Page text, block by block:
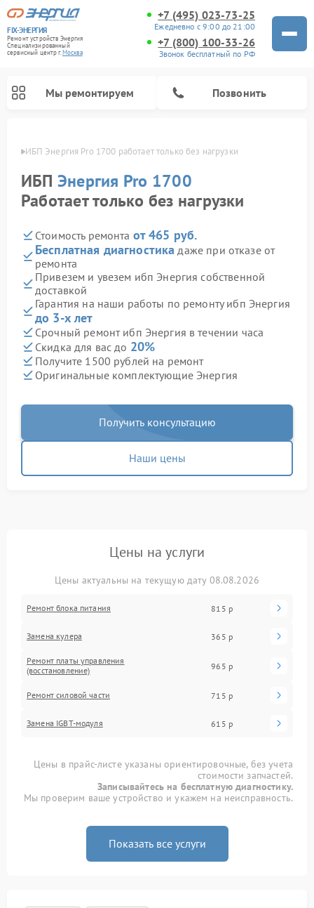
FIX-ЭНЕРГИЯ
Ремонт устройств Энергия
Специализированный
cервисный центр г.Москва
+7 (495) 023-73-25
Ежедневно с 9:00 до 21:00
+7 (800) 100-33-26
Звонок бесплатный по РФ
Мы ремонтируем Позвонить
ИБП Энергия Pro 1700 работает только без нагрузки
ИБП Энергия Pro 1700
Работает только без нагрузки
Стоимость ремонта от 465 руб.
Бесплатная диагностика даже при отказе от
ремонта
Привезем и увезем ибп Энергия собственной
доставкой
Гарантия на наши работы по ремонту ибп Энергия
до 3-х лет
Срочный ремонт ибп Энергия в течении часа
Скидка для вас до 20%
Получите 1500 рублей на ремонт
Оригинальные комплектующие Энергия
Получить консультацию
Наши цены
Цены на услуги
Цены актуальны на текущую дату 08.08.2026
Ремонт блока питания 815 р
Замена кулера 365 р
Ремонт платы управления
(восстановление)
965 р
Ремонт силовой части 715 р
Замена IGBT-модуля 615 р
Цены в прайс-листе указаны ориентировочные, без учета
стоимости запчастей.
Записывайтесь на бесплатную диагностику.
Мы проверим ваше устройство и укажем на неисправность.
Показать все услуги